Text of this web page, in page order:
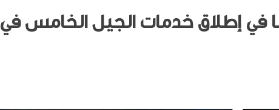
في إطلاق خدمات الجيل الخامس في